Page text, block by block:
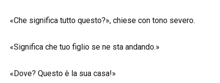
«Che significa tutto questo?», chiese con tono severo.
«Significa che tuo figlio se ne sta andando.»
«Dove? Questo è la sua casa!»